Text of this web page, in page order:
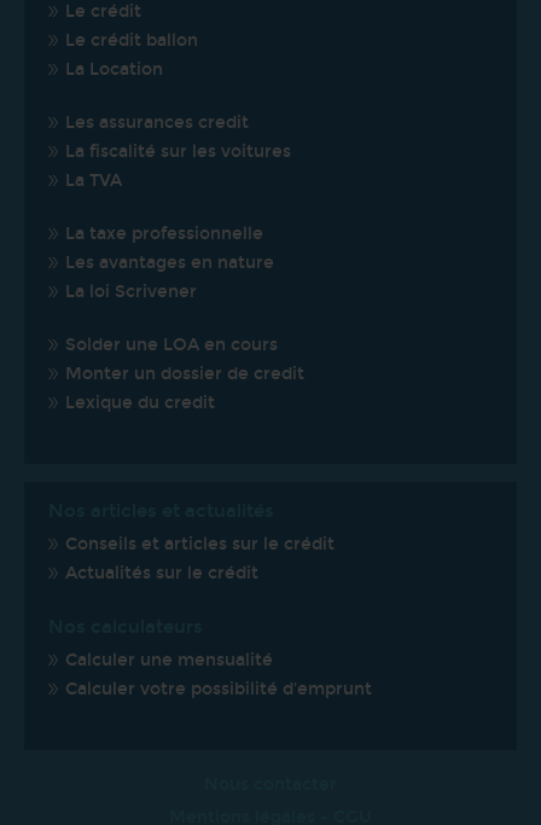
Le crédit
Le crédit ballon
La Location
Les assurances credit
La fiscalité sur les voitures
La TVA
La taxe professionnelle
Les avantages en nature
La loi Scrivener
Solder une LOA en cours
Monter un dossier de credit
Lexique du credit
Conseils et articles sur le crédit
Actualités sur le crédit
Calculer une mensualité
Calculer votre possibilité d'emprunt